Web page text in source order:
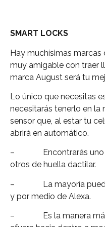
SMART LOCKS
Hay muchísimas marcas
muy amigable con traer
marca August será tu
Lo único que necesitas
necesitarás tenerlo en la
sensor que, al estar tu
abrirá en automático.
– Encontrarás uno
otros de huella dactilar.
– La mayoría pueden
y por medio de Alexa.
– Es la manera más